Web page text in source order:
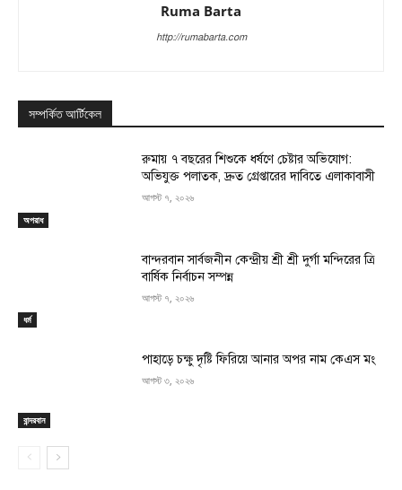
Ruma Barta
http://rumabarta.com
সম্পর্কিত আর্টিকেল
অপরাধ
রুমায় ৭ বছরের শিশুকে ধর্ষণে চেষ্টার অভিযোগ:
অভিযুক্ত পলাতক, দ্রুত গ্রেপ্তারের দাবিতে এলাকাবাসী
আগস্ট ৭, ২০২৬
ধর্ম
বান্দরবান সার্বজনীন কেন্দ্রীয় শ্রী শ্রী দুর্গা মন্দিরের ত্রি
বার্ষিক নির্বাচন সম্পন্ন
আগস্ট ৭, ২০২৬
বান্দরবান
পাহাড়ে চক্ষু দৃষ্টি ফিরিয়ে আনার অপর নাম কেএস মং
আগস্ট ৩, ২০২৬